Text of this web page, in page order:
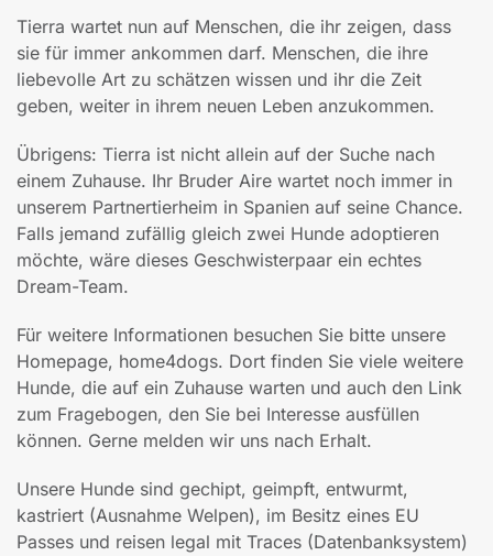
Tierra wartet nun auf Menschen, die ihr zeigen, dass
sie für immer ankommen darf. Menschen, die ihre
liebevolle Art zu schätzen wissen und ihr die Zeit
geben, weiter in ihrem neuen Leben anzukommen.
Übrigens: Tierra ist nicht allein auf der Suche nach
einem Zuhause. Ihr Bruder Aire wartet noch immer in
unserem Partnertierheim in Spanien auf seine Chance.
Falls jemand zufällig gleich zwei Hunde adoptieren
möchte, wäre dieses Geschwisterpaar ein echtes
Dream-Team.
Für weitere Informationen besuchen Sie bitte unsere
Homepage, home4dogs. Dort finden Sie viele weitere
Hunde, die auf ein Zuhause warten und auch den Link
zum Fragebogen, den Sie bei Interesse ausfüllen
können. Gerne melden wir uns nach Erhalt.
Unsere Hunde sind gechipt, geimpft, entwurmt,
kastriert (Ausnahme Welpen), im Besitz eines EU
Passes und reisen legal mit Traces (Datenbanksystem)